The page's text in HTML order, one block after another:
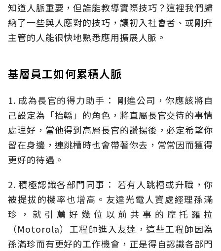
知道人脈重要，但誰能教導實際技巧？這裡我們歸
納了一些與人應對的技巧，讓初入社會者、或剛升
主管的人能很快地熟悉應用擴展人脈。
基層員工如何累積人脈
1. 成為長官的得力助手： 剛進公司，你應該將自
己設定為「抬轎」的角色，將直屬長官交待的事情
處理好，當他得到高層長官的讚揚後，必定希望你
留在身邊，連跳槽時也會帶著你去，常常因而獲得
更好的待遇。
2. 積極認識各部門同事： 若有人跳槽或升職，你
被提拔的機率也增高。友達光電人資處經理孫滿
珍，就引薦好幾位以前共事的摩托羅拉
（Motorola）工程師進入友達，這些工程師因為
孫滿珍而有更好的工作機會，正是得自認識各部門